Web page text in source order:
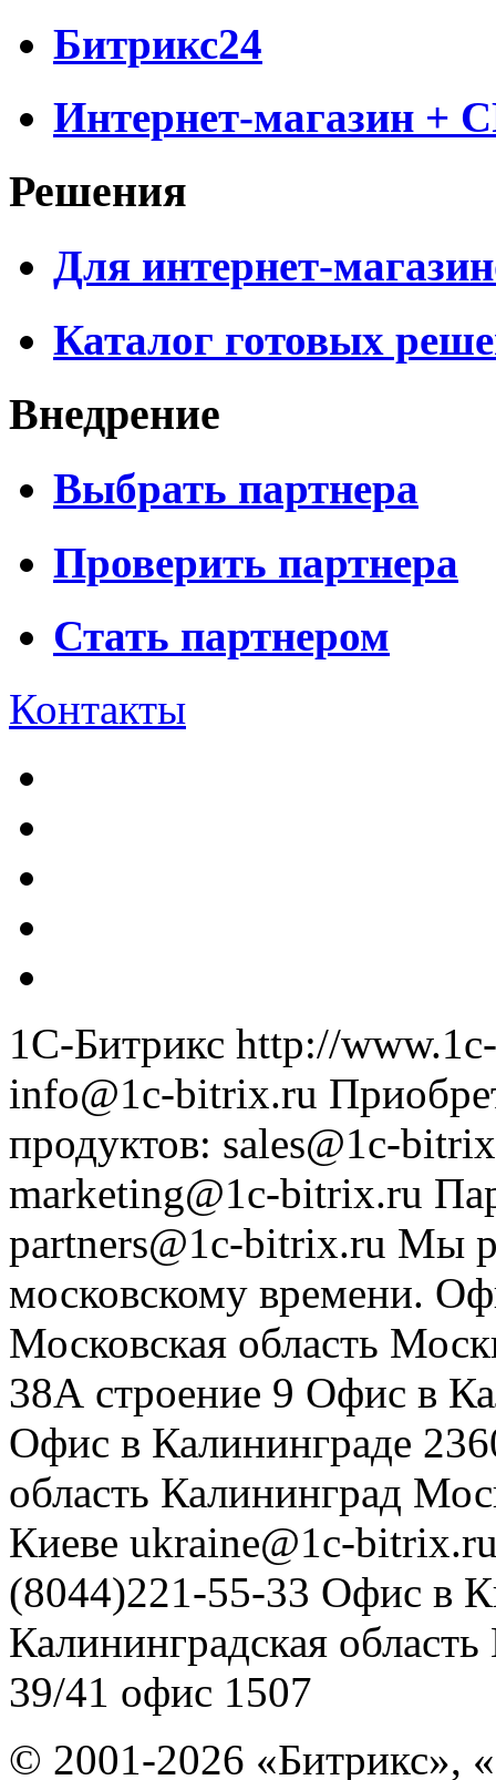
Битрикс24
Интернет-магазин +
Решения
Для интернет-
Каталог готовых
Внедрение
Выбрать партнера
Проверить партнера
Стать партнером
Контакты
1С-Битрикс http://
info@1c-bitrix.ru
продуктов: sales@1c-
marketing@1c-bitrix.ru
partners@1c-bitrix.ru Мы
московскому времени.
Московская область
38А строение 9 Офис в
Офис в Калининграде
область Калининград
Киеве ukraine@1c-
(8044)221-55-33 Офис в
Калининградская область
39/41 офис 1507
© 2001-2026 «Битрикс»,